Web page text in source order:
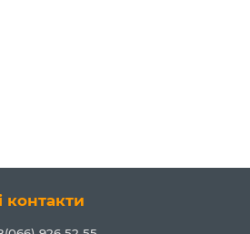
контакти